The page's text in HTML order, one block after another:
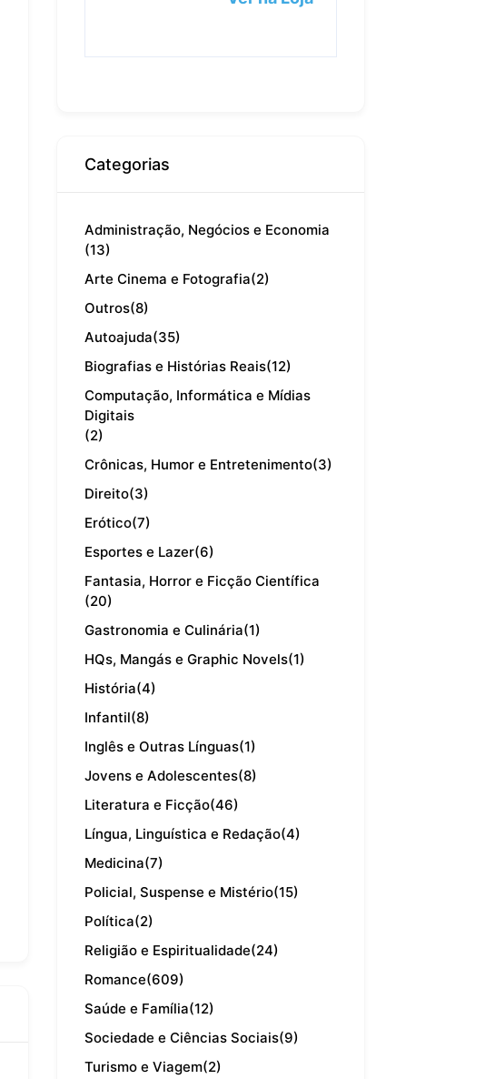
Categorias
Administração, Negócios e Economia
(13)
Arte Cinema e Fotografia(2)
Outros(8)
Autoajuda(35)
Biografias e Histórias Reais(12)
Computação, Informática e Mídias
Digitais
(2)
Crônicas, Humor e Entretenimento(3)
Direito(3)
Erótico(7)
Esportes e Lazer(6)
Fantasia, Horror e Ficção Científica
(20)
Gastronomia e Culinária(1)
HQs, Mangás e Graphic Novels(1)
História(4)
Infantil(8)
Inglês e Outras Línguas(1)
Jovens e Adolescentes(8)
Literatura e Ficção(46)
Língua, Linguística e Redação(4)
Medicina(7)
Policial, Suspense e Mistério(15)
Política(2)
Religião e Espiritualidade(24)
Romance(609)
Saúde e Família(12)
Sociedade e Ciências Sociais(9)
Turismo e Viagem(2)